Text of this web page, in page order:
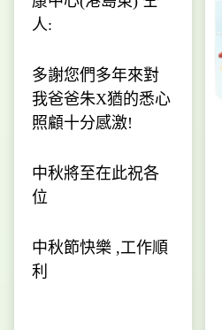
人:
多謝您們多年來對
我爸爸朱X猶的悉心
照顧十分感激!
中秋將至在此祝各
位
中秋節快樂 ,工作順
利